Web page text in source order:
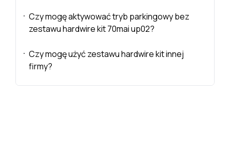
Czy mogę aktywować tryb parkingowy bez
zestawu hardwire kit 70mai up02?
Czy mogę użyć zestawu hardwire kit innej
firmy?